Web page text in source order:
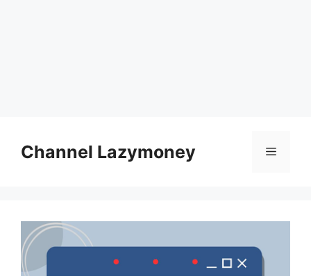
contentChannel Lazymoney Menu